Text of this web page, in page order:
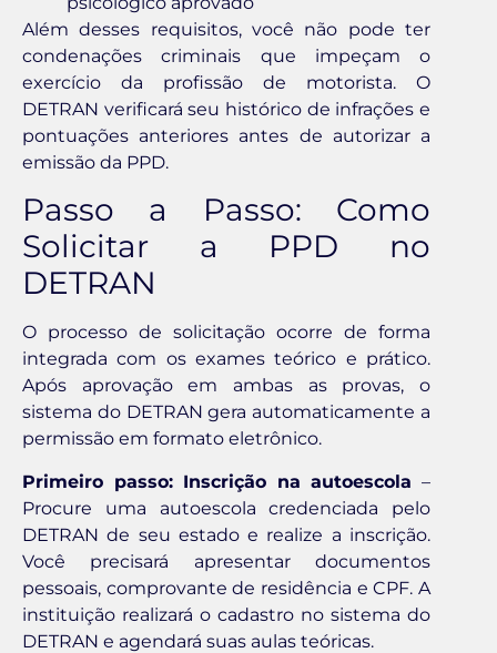
Além desses requisitos, você não pode ter
condenações criminais que impeçam o
exercício da profissão de motorista. O
DETRAN verificará seu histórico de infrações e
pontuações anteriores antes de autorizar a
emissão da PPD.
Passo a Passo: Como
Solicitar a PPD no
DETRAN
O processo de solicitação ocorre de forma
integrada com os exames teórico e prático.
Após aprovação em ambas as provas, o
sistema do DETRAN gera automaticamente a
permissão em formato eletrônico.
Primeiro passo: Inscrição na autoescola –
Procure uma autoescola credenciada pelo
DETRAN de seu estado e realize a inscrição.
Você precisará apresentar documentos
pessoais, comprovante de residência e CPF. A
instituição realizará o cadastro no sistema do
DETRAN e agendará suas aulas teóricas.